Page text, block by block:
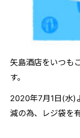
矢島酒店をいつも
す。
2020年7月1日(水)
減の為、レジ袋を